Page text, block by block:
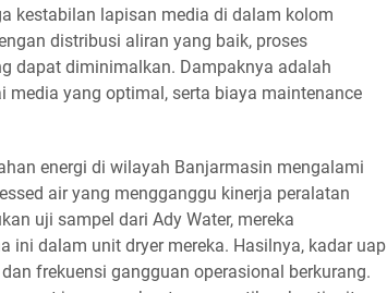
kestabilan lapisan media di dalam kolom
distribusi aliran yang baik, proses
dapat diminimalkan. Dampaknya adalah
yang optimal, serta biaya maintenance
energi di wilayah Banjarmasin mengalami
air yang mengganggu kinerja peralatan
uji sampel dari Ady Water, mereka
ini dalam unit dryer mereka. Hasilnya, kadar uap
frekuensi gangguan operasional berkurang.